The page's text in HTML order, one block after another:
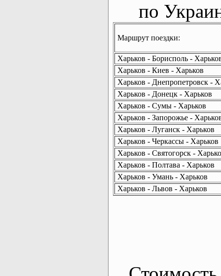
по
Маршрут поездки:
Харьков - Борисполь -
Харьков - Киев - Харьков
Харьков - Днепропетровск -
Харьков - Донецк - Харьков
Харьков - Сумы - Харьков
Харьков - Запорожье -
Харьков - Луганск - Харьков
Харьков - Черкассы - Харьков
Харьков - Святогорск -
Харьков - Полтава - Харьков
Харьков - Умань - Харьков
Харьков - Львов - Харьков